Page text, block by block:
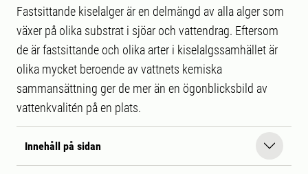
Fastsittande kiselalger är en delmängd av alla alger som
växer på olika substrat i sjöar och vattendrag. Eftersom
de är fastsittande och olika arter i kiselalgssamhället är
olika mycket beroende av vattnets kemiska
sammansättning ger de mer än en ögonblicksbild av
vattenkvalitén på en plats.
Innehåll på sidan